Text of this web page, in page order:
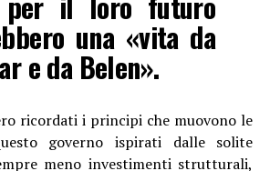
una «vita da
e da Belen».
ricordati i principi che muovono le
governo ispirati dalle solite
meno investimenti strutturali,